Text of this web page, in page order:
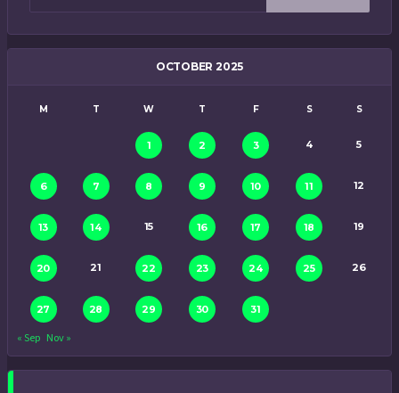
OCTOBER 2025
M T W T F S S
1 2 3 4 5
6 7 8 9 10 11 12
13 14 15 16 17 18 19
20 21 22 23 24 25 26
27 28 29 30 31
« Sep Nov »